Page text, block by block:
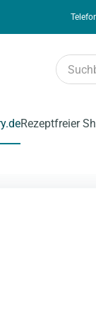
Rezeptfreier